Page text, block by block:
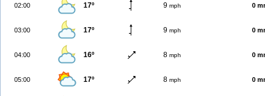
02:00 17º 9 mph 0
03:00 17º 9 mph 0
04:00 16º 8 mph 0
05:00 17º 8 mph 0